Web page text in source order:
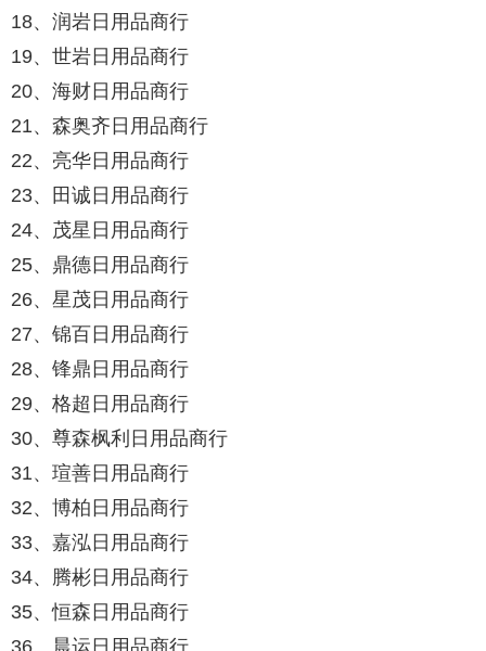
18、润岩日用品商行
19、世岩日用品商行
20、海财日用品商行
21、森奥齐日用品商行
22、亮华日用品商行
23、田诚日用品商行
24、茂星日用品商行
25、鼎德日用品商行
26、星茂日用品商行
27、锦百日用品商行
28、锋鼎日用品商行
29、格超日用品商行
30、尊森枫利日用品商行
31、瑄善日用品商行
32、博柏日用品商行
33、嘉泓日用品商行
34、腾彬日用品商行
35、恒森日用品商行